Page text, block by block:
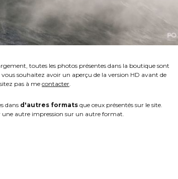
toutes les photos présentes dans la boutique sont
vous souhaitez avoir un aperçu de la version HD avant de
pas à me contacter.
dans d'autres formats que ceux présentés sur le site.
une autre impression sur un autre format.